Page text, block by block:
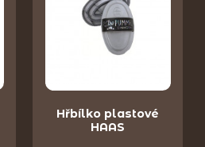
Hřbílko plastové
HAAS